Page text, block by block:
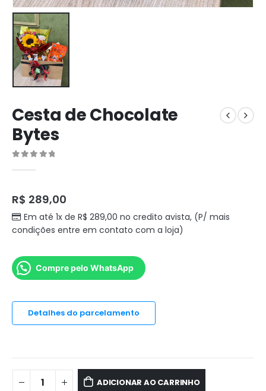
Cesta de Chocolate
Bytes
R$ 289,00
Em até 1x de R$ 289,00 no credito avista, (P/ mais
condições entre em contato com a loja)
Compre pelo WhatsApp
Detalhes do parcelamento
ADICIONAR AO CARRINHO